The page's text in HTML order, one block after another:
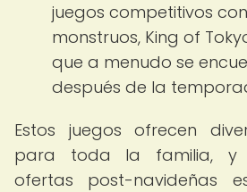
juegos competitivos
monstruos, King of
que a menudo se
después de la
Estos juegos ofrecen
para toda la familia, y
ofertas post-navideñas